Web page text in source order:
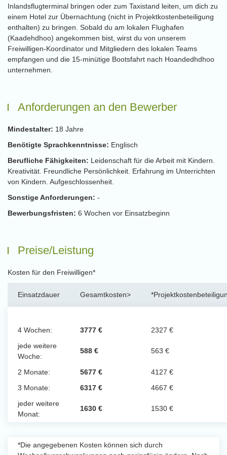
Inlandsflugterminal bringen oder zum Taxistand leiten, um dich zu
einem Hotel zur Übernachtung (nicht in Projektkostenbeteiligung
enthalten) zu bringen. Sobald du am lokalen Flughafen
(Kaadehdhoo) angekommen bist, wirst du von unserem
Freiwilligen-Koordinator und Mitgliedern des lokalen Teams
empfangen und die 15-minütige Bootsfahrt nach Hoandedhdhoo
unternehmen.
Anforderungen an den Bewerber
Mindestalter: 18 Jahre
Benötigte Sprachkenntnisse: Englisch
Berufliche Fähigkeiten: Leidenschaft für die Arbeit mit Kindern.
Kreativität. Freundliche Persönlichkeit. Erfahrung im Unterrichten
von Kindern. Aufgeschlossenheit.
Sonstige Anforderungen: -
Bewerbungsfristen: 6 Wochen vor Einsatzbeginn
Preise/Leistung
Kosten für den Freiwilligen*
Einsatzdauer Gesamtkosten>
4 Wochen: 3777 €
2327 €
jede weitere
Woche:
588 € 563 €
2 Monate: 5677 €
4127 €
3 Monate:
6317 €
4667 €
jeder weitere
Monat:
1630 € 1530 €
*Die angegebenen Kosten können sich durch